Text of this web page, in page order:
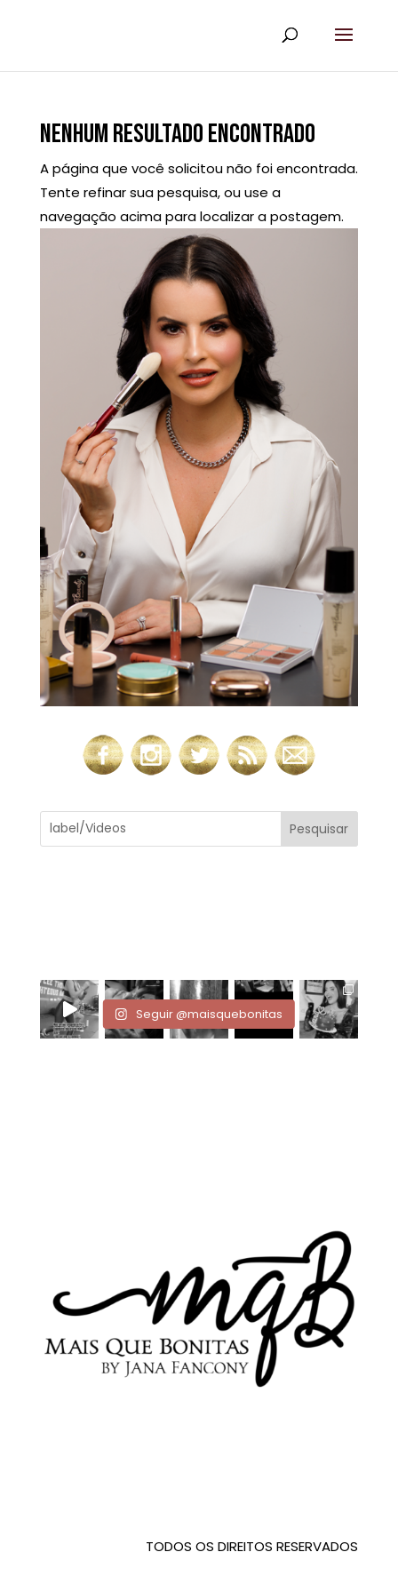
NENHUM RESULTADO ENCONTRADO
A página que você solicitou não foi encontrada.
Tente refinar sua pesquisa, ou use a
navegação acima para localizar a postagem.
Seguir @maisquebonitas
TODOS OS DIREITOS RESERVADOS